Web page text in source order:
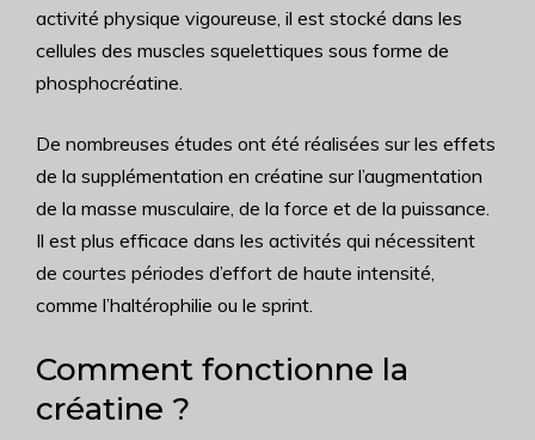
activité physique vigoureuse, il est stocké dans les
cellules des muscles squelettiques sous forme de
phosphocréatine.
De nombreuses études ont été réalisées sur les effets
de la supplémentation en créatine sur l’augmentation
de la masse musculaire, de la force et de la puissance.
Il est plus efficace dans les activités qui nécessitent
de courtes périodes d’effort de haute intensité,
comme l’haltérophilie ou le sprint.
Comment fonctionne la
créatine ?